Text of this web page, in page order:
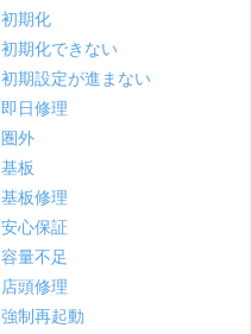
初期化
初期化できない
初期設定が進まない
即日修理
圏外
基板
基板修理
安心保証
容量不足
店頭修理
強制再起動